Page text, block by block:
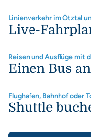
Live-
Linienverkehr im Ötztal
Einen Bus
Reisen und Ausflüge mit
Shuttle
Flughafen, Bahnhof oder